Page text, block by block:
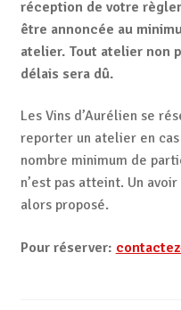
réception de votre
être annoncée au
atelier. Tout atelier non
délais sera dû.
Les Vins d’Aurélien se
reporter un atelier en
nombre minimum de
n’est pas atteint. Un
alors proposé.
Pour réserver: